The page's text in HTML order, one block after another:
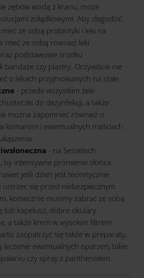
zębów wodą z kranu, może
żołądkowymi. Aby złagodzić
ze sobą probiotyki i leki na
mieć ze sobą również leki
podstawowe środku
bandaże czy plastry. Oczywiście nie
o lekach przyjmowanych na stałe.
- przede wszystkim żele
do dezynfekcji, a także
można zapomnieć również o
komarom i ewentualnych maściach
- na Seszelach
by intensywne promienie słońca
jeśli dzień jest teoretycznie
się przed niebezpiecznym
koniecznie musimy zabrać ze sobą
lub kapelusz, dobre okulary
a także krem w wysokim filtrem
zaopatrzyć się także w preparaty,
leczenie ewentualnych oparzeń, takie
czy spray z panthenolem.